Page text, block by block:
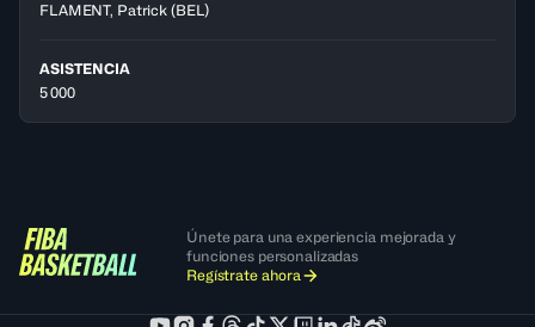
FLAMENT, Patrick (BEL)
ASISTENCIA
5 000
Únete para una experiencia mejorada y
funciones personalizadas
Regístrate ahora